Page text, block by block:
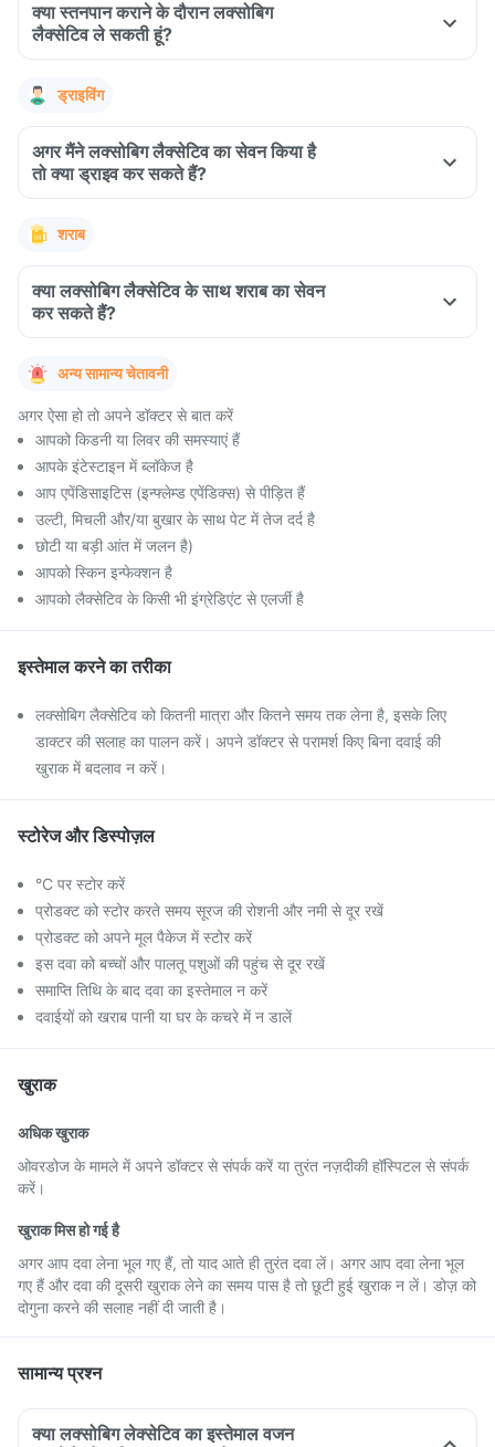
क्या स्तनपान कराने के दौरान लक्सोबिग
लैक्सेटिव ले सकती हूं?
ड्राइविंग
अगर मैंने लक्सोबिग लैक्सेटिव का सेवन किया है
तो क्या ड्राइव कर सकते हैं?
शराब
क्या लक्सोबिग लैक्सेटिव के साथ शराब का सेवन
कर सकते हैं?
अन्य सामान्य चेतावनी
अगर ऐसा हो तो अपने डॉक्टर से बात करें
आपको किडनी या लिवर की समस्याएं हैं
आपके इंटेस्टाइन में ब्लॉकेज है
आप एपेंडिसाइटिस (इन्फ्लेम्ड एपेंडिक्स) से पीड़ित हैं
उल्टी, मिचली और/या बुखार के साथ पेट में तेज दर्द है
छोटी या बड़ी आंत में जलन है)
आपको स्किन इन्फेक्शन है
आपको लैक्सेटिव के किसी भी इंग्रेडिएंट से एलर्जी है
इस्तेमाल करने का तरीका
लक्सोबिग लैक्सेटिव को कितनी मात्रा और कितने समय तक लेना है, इसके लिए
डाक्टर की सलाह का पालन करें। अपने डॉक्टर से परामर्श किए बिना दवाई की
खुराक में बदलाव न करें।
स्टोरेज और डिस्पोज़ल
°C पर स्टोर करें
प्रोडक्ट को स्टोर करते समय सूरज की रोशनी और नमी से दूर रखें
प्रोडक्ट को अपने मूल पैकेज में स्टोर करें
इस दवा को बच्चों और पालतू पशुओं की पहुंच से दूर रखें
समाप्ति तिथि के बाद दवा का इस्तेमाल न करें
दवाईयों को खराब पानी या घर के कचरे में न डालें
खुराक
अधिक खुराक
ओवरडोज के मामले में अपने डॉक्टर से संपर्क करें या तुरंत नज़दीकी हॉस्पिटल से संपर्क
करें।
खुराक मिस हो गई है
अगर आप दवा लेना भूल गए हैं, तो याद आते ही तुरंत दवा लें। अगर आप दवा लेना भूल
गए हैं और दवा की दूसरी खुराक लेने का समय पास है तो छूटी हुई खुराक न लें। डोज़ को
दोगुना करने की सलाह नहीं दी जाती है।
सामान्य प्रश्न
क्या लक्सोबिग लेक्सेटिव का इस्तेमाल वजन